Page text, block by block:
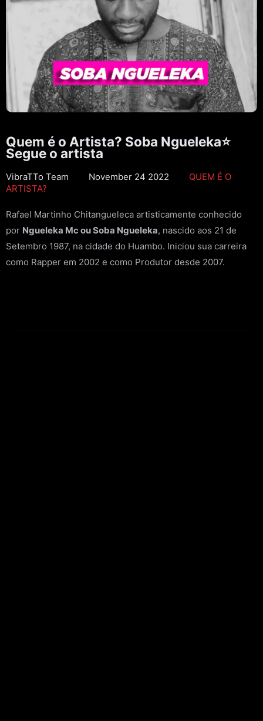
Quem é o Artista? Soba Ngueleka⭐
Segue o artista
VibraTTo Team November 24 2022
QUEM É O
ARTISTA?
Rafael Martinho Chitangueleca artisticamente conhecido
por Ngueleka Mc ou Soba Ngueleka, nascido aos 21 de
Setembro 1987, na cidade do Huambo. Iniciou sua carreira
como Rapper em 2002 e como Produtor desde 2007.